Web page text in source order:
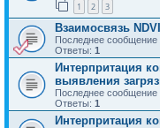
1 2 3
Взаимосвязь
Последнее сообщение
Ответы: 1
Интерпритация
выявления
Последнее сообщение
Ответы: 1
Интерпритация